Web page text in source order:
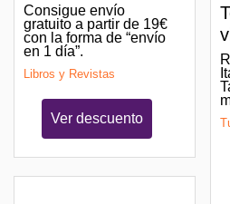
Consigue envío
gratuito a partir de 19€
con la forma de “envío
en 1 día”.
Libros y Revistas
Ver descuento